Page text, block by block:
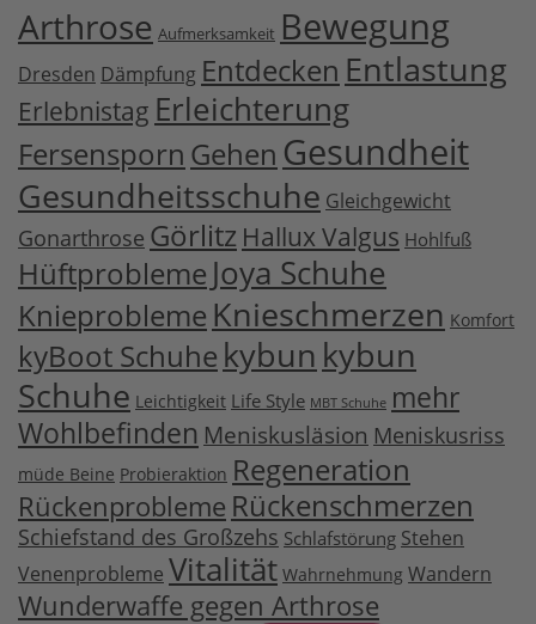
Arthrose Aufmerksamkeit Bewegung
Dresden Dämpfung Entdecken Entlastung
Erlebnistag Erleichterung
Fersensporn Gehen Gesundheit
Gesundheitsschuhe Gleichgewicht
Gonarthrose Görlitz Hallux Valgus Hohlfuß
Hüftprobleme Joya Schuhe
Knieprobleme Knieschmerzen Komfort
kyBoot Schuhe kybun kybun
Schuhe Leichtigkeit Life Style MBT Schuhe mehr
Wohlbefinden Meniskusläsion Meniskusriss
müde Beine Probieraktion Regeneration
Rückenprobleme Rückenschmerzen
Schiefstand des Großzehs Schlafstörung Stehen
Venenprobleme Vitalität Wahrnehmung Wandern
Wunderwaffe gegen Arthrose